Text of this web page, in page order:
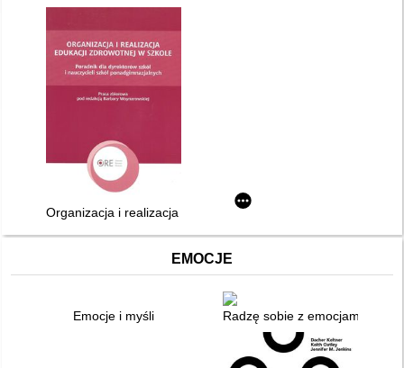
Organizacja i realizacja edukacji zdrowotnej w szkole :
EMOCJE
Emocje i myśli Radzę sobie z emocjami :